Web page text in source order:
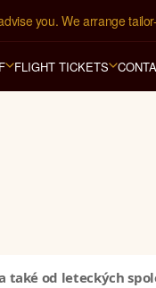
světa.
FLIGHT TICKETS
od leteckých